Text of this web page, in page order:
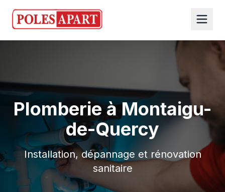
Plomberie à Montaigu-
de-Quercy
Installation, dépannage et rénovation
sanitaire